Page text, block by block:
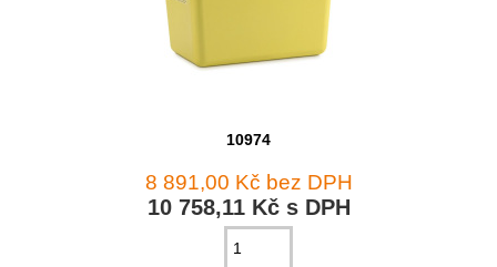
10974
8 891,00 Kč bez DPH
10 758,11 Kč s DPH